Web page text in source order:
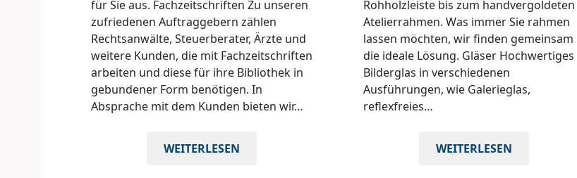
für Sie aus. Fachzeitschriften Zu unseren
zufriedenen Auftraggebern zählen
Rechtsanwälte, Steuerberater, Ärzte und
weitere Kunden, die mit Fachzeitschriften
arbeiten und diese für ihre Bibliothek in
gebundener Form benötigen. In
Absprache mit dem Kunden bieten wir…
BUCHBINDEREI
WEITERLESEN
Rohholzleiste bis zum handvergoldeten
Atelierrahmen. Was immer Sie rahmen
lassen möchten, wir finden gemeinsam
die ideale Lösung. Gläser Hochwertiges
Bilderglas in verschiedenen
Ausführungen, wie Galerieglas,
reflexfreies…
BILD
WEITERLESEN